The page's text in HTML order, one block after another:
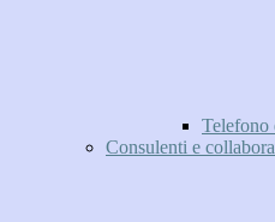
Telefono
Consulenti e